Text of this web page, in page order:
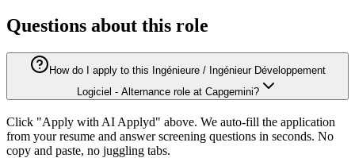
Questions about this role
How do I apply to this Ingénieure / Ingénieur Développement
Logiciel - Alternance role at Capgemini?
Click "Apply with AI Applyd" above. We auto-fill the application
from your resume and answer screening questions in seconds. No
copy and paste, no juggling tabs.